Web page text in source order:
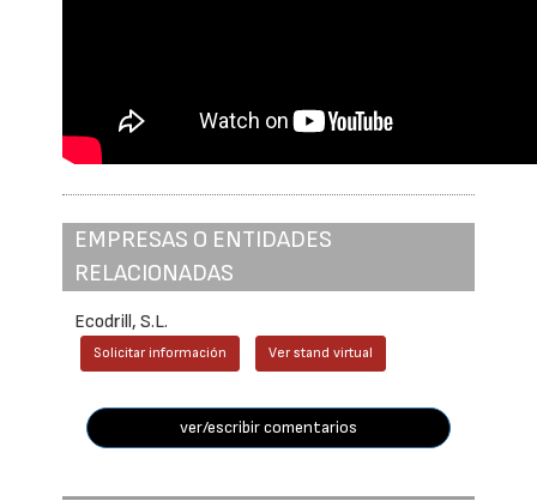
EMPRESAS O ENTIDADES
RELACIONADAS
Ecodrill, S.L.
Solicitar información Ver stand virtual
ver/escribir comentarios